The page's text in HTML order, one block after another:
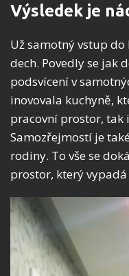
Výsledek je
Už samotný vstup
dech. Povedly se jak
podsvícení v
inovovala kuchyně,
pracovní prostor, tak
Samozřejmostí je
rodiny. To vše se
prostor, který